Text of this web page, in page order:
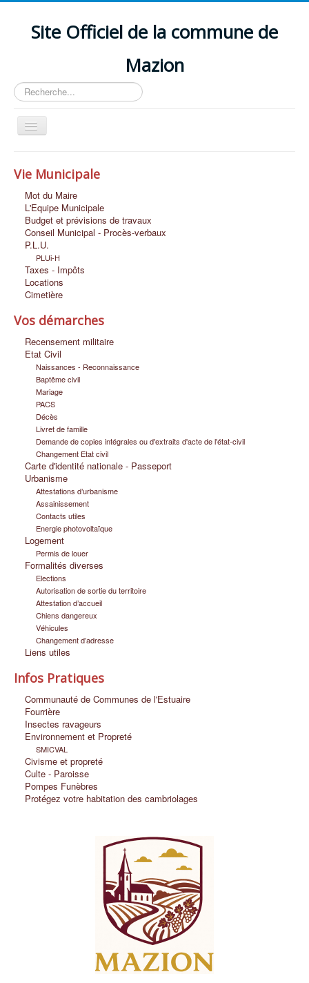
Site Officiel de la commune de
Mazion
Rechercher
Basculer
la
Découvrir MAZION
Vie Scolaire et Petite Enfance
Vie Economique
Vie Associative et Loisirs
Vie Sociale
Nous Contacter
Infos pratiques
Vie Municipale
Mot du Maire
L'Equipe Municipale
Budget et prévisions de travaux
Conseil Municipal - Procès-verbaux
P.L.U.
PLUi-H
Taxes - Impôts
Locations
Cimetière
Vos démarches
Recensement militaire
Etat Civil
Naissances - Reconnaissance
Baptême civil
Mariage
PACS
Décès
Livret de famille
Demande de copies intégrales ou d'extraits d'acte de l'état-civil
Changement Etat civil
Carte d'identité nationale - Passeport
Urbanisme
Attestations d’urbanisme
Assainissement
Contacts utiles
Energie photovoltaïque
Logement
Permis de louer
Formalités diverses
Elections
Autorisation de sortie du territoire
Attestation d’accueil
Chiens dangereux
Véhicules
Changement d’adresse
Liens utiles
Infos Pratiques
Communauté de Communes de l'Estuaire
Fourrière
Insectes ravageurs
Environnement et Propreté
SMICVAL
Civisme et propreté
Culte - Paroisse
Pompes Funèbres
Protégez votre habitation des cambriolages